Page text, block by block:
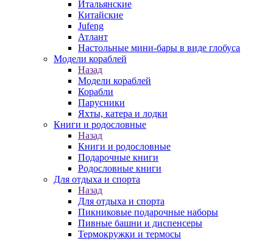
Итальянские
Китайские
Jufeng
Атлант
Настольные мини-бары в виде глобуса
Модели кораблей
Назад
Модели кораблей
Корабли
Парусники
Яхты, катера и лодки
Книги и родословные
Назад
Книги и родословные
Подарочные книги
Родословные книги
Для отдыха и спорта
Назад
Для отдыха и спорта
Пикниковые подарочные наборы
Пивные башни и диспенсеры
Термокружки и термосы